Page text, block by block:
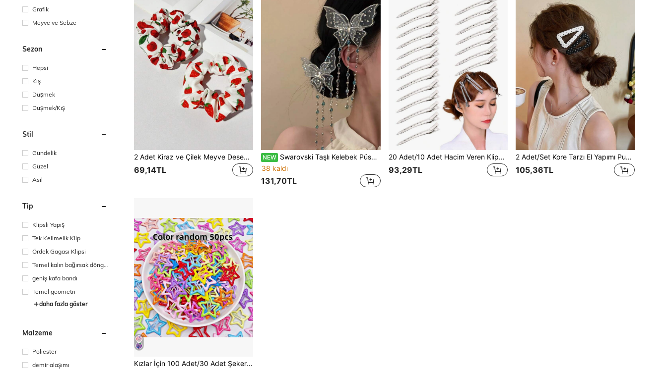
Grafik
Meyve ve Sebze
Sezon
Hepsi
Kış
Düşmek
Düşmek/Kış
Stil
Gündelik
Güzel
Asil
Tip
Klipsli Yapış
Tek Kelimelik Klip
Ördek Gagası Klipsi
Temel kalın bağırsak döngü
geniş kafa bandı
Temel geometri
daha fazla göster
Malzeme
Poliester
demir alaşımı
2 Adet Kiraz ve Çilek Meyve Desenli Saç Tokası Scrunchie, Kadınlar İçin Şık ve Tatlı Saç Aksesuarı Saç Lastiği
69,14TL
NEW Swarovski Taşlı Kelebek Püsküllü Saç Tokası, Zarif Tatlı Lüks İnce Yan Toka, Kadınlar İçin Vintage Saray Stili Saç Aksesuarı, Çinko Alaşım
38 kaldı
131,70TL
20 Adet/10 Adet Hacim Veren Klipsli Saç Tokası, Kadınlar İçin Görünmez Kakül ve Tepe Şekillendirme Klipsi (Kişisel Makyaj, Kuaför Salonları, Fotoğraf Stüdyoları İçin Uygun), Pençe Toka, Saç Tokası, Okul Gereçleri, Saç Aksesuarları, Baş Aksesuarları, Kadınlar İçin Saç Aksesuarları, Saç İğnesi, Seyahat, Doğum Günü
93,29TL
2 Adet/Set Kore Tarzı El Yapımı Puantiyeli Kumaş Saç Tokası, Kahkül Tokası, Kadınlar ve Kızlar İçin Vintage Retro Üçgen Saç Tokası, Günlük Aksesuar, Saç Kıskaçlı Toka, Saç Pençesi, Saç Kaydırağı, Saç Barrette, Çıtçıtlı Toka, Saç Aksesuarları, Baş Aksesuarları, Saç İğnesi, Yaz, Tatil, Seyahat
105,36TL
Kızlar İçin 100 Adet/30 Adet Şeker ve Havalı Şeker Rengi Emaye Beş Köşeli Yıldız Saç Tokası, Yan Perçem, At Kuyruğu, Saç Aksesuarları, Pençe Toka, Saç Kaydırağı, Saç Pençesi, Set, Baş Aksesuarları, Saç Tokası